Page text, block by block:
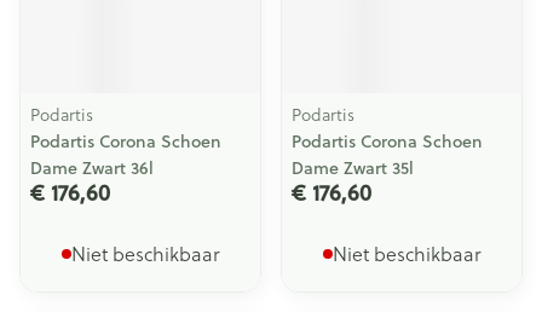
Podartis
Podartis Corona Schoen
Dame Zwart 36l
€ 176,60
Niet beschikbaar
Podartis
Podartis Corona Schoen
Dame Zwart 35l
€ 176,60
Niet beschikbaar